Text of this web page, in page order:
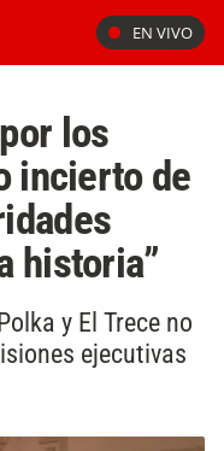
EN VIVO
los
incierto de
historia”
y El Trece no
ejecutivas